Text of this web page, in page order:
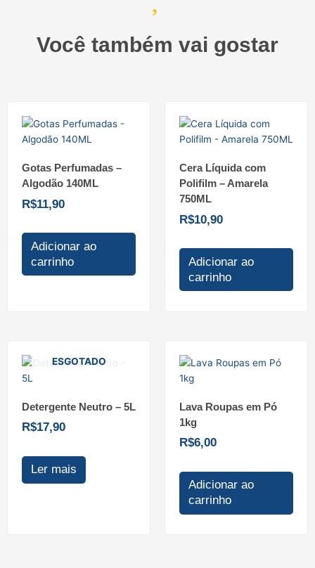
Você também vai gostar
Gotas Perfumadas –
Algodão 140ML
R$11,90
Adicionar ao
carrinho
Cera Líquida com
Polifilm – Amarela
750ML
R$10,90
Adicionar ao
carrinho
ESGOTADO
Detergente Neutro – 5L
R$17,90
Ler mais
Lava Roupas em Pó
1kg
R$6,00
Adicionar ao
carrinho